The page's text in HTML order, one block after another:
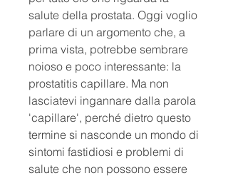
salute della prostata. Oggi voglio
parlare di un argomento che, a
prima vista, potrebbe sembrare
noioso e poco interessante: la
prostatitis capillare. Ma non
lasciatevi ingannare dalla parola
'capillare', perché dietro questo
termine si nasconde un mondo di
sintomi fastidiosi e problemi di
salute che non possono essere